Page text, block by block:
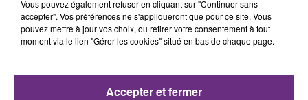
LE MAGASIN JOUÉCLUB DE REIMS FERME
Vous pouvez également refuser en cliquant sur "Continuer sans
accepter". Vos préférences ne s'appliqueront que pour ce site. Vous
pouvez mettre à jour vos choix, ou retirer votre consentement à tout
moment via le lien "Gérer les cookies" situé en bas de chaque page.
Accepter et fermer